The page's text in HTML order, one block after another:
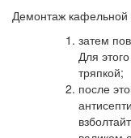
Демонтаж кафельной
затем
Для
тряпкой;
после